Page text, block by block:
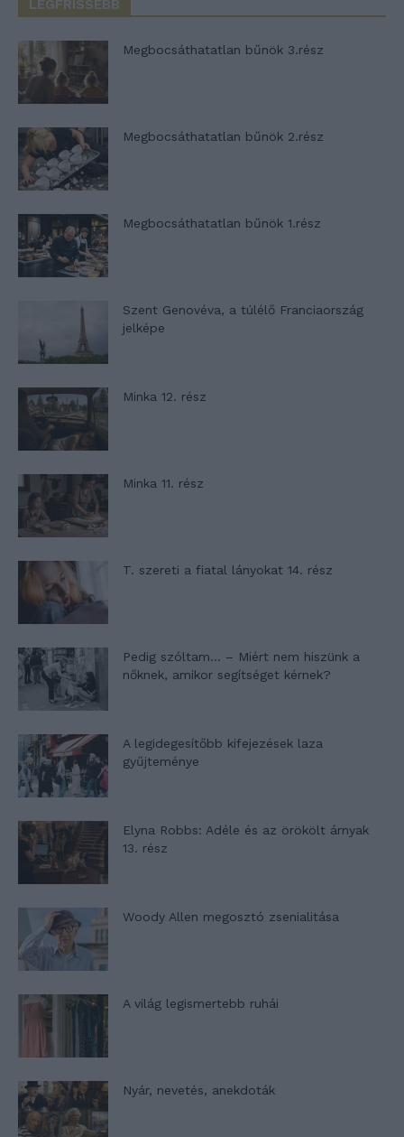
LEGFRISSEBB
Megbocsáthatatlan bűnök 3.rész
Megbocsáthatatlan bűnök 2.rész
Megbocsáthatatlan bűnök 1.rész
Szent Genovéva, a túlélő Franciaország
jelképe
Minka 12. rész
Minka 11. rész
T. szereti a fiatal lányokat 14. rész
Pedig szóltam… – Miért nem hiszünk a
nőknek, amikor segítséget kérnek?
A legidegesítőbb kifejezések laza
gyűjteménye
Elyna Robbs: Adéle és az örökölt árnyak
13. rész
Woody Allen megosztó zsenialitása
A világ legismertebb ruhái
Nyár, nevetés, anekdoták